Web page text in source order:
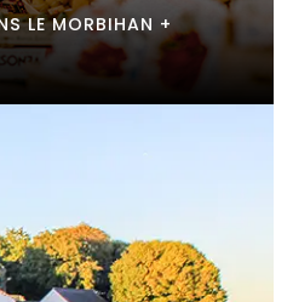
LE MORBIHAN +